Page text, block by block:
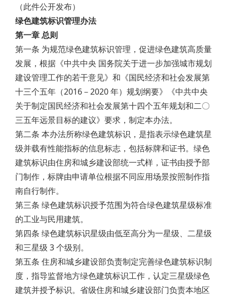
（此件公开发布）
绿色建筑标识管理办法
第一章 总则
第一条 为规范绿色建筑标识管理，促进绿色建筑高质量
发展，根据《中共中央 国务院关于进一步加强城市规划
建设管理工作的若干意见》和《国民经济和社会发展第
十三个五年（2016－2020 年）规划纲要》《中共中央
关于制定国民经济和社会发展第十四个五年规划和二〇
三五年远景目标的建议》要求，制定本办法。
第二条 本办法所称绿色建筑标识，是指表示绿色建筑星
级并载有性能指标的信息标志，包括标牌和证书。绿色
建筑标识由住房和城乡建设部统一式样，证书由授予部
门制作，标牌由申请单位根据不同应用场景按照制作指
南自行制作。
第三条 绿色建筑标识授予范围为符合绿色建筑星级标准
的工业与民用建筑。
第四条 绿色建筑标识星级由低至高分为一星级、二星级
和三星级 3 个级别。
第五条 住房和城乡建设部负责制定完善绿色建筑标识制
度，指导监督地方绿色建筑标识工作，认定三星级绿色
建筑并授予标识。省级住房和城乡建设部门负责本地区